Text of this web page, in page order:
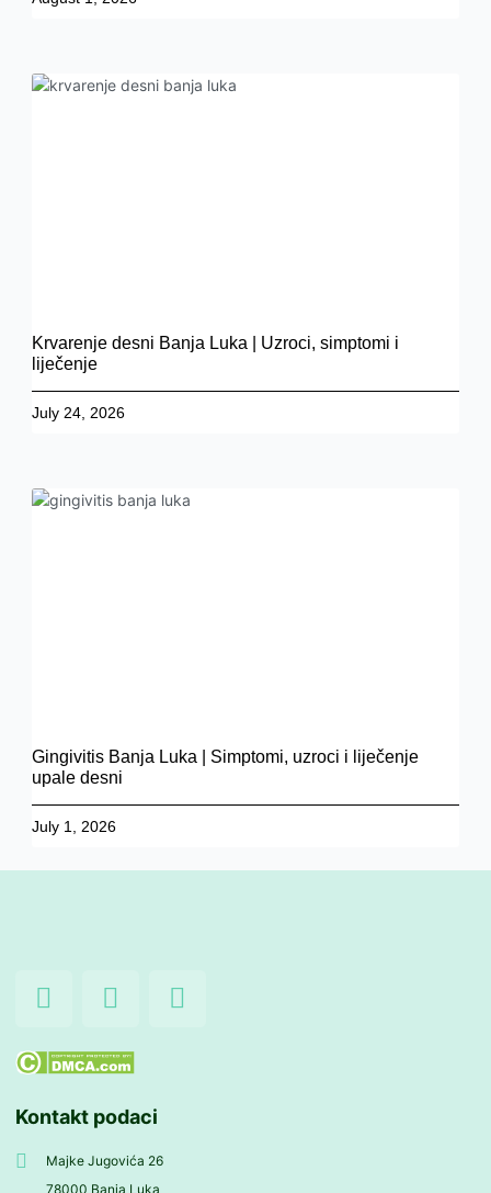
Krvarenje desni Banja Luka | Uzroci, simptomi i
liječenje
July 24, 2026
Gingivitis Banja Luka | Simptomi, uzroci i liječenje
upale desni
July 1, 2026
F
a
e
o
o
k
I
n
t
g
r
a
Y
o
Kontakt podaci
Majke Jugovića 26
78000 Banja Luka